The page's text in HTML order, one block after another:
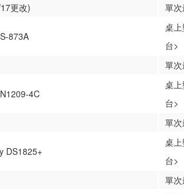
更改)
單
873A
桌
台>
單
4C
桌
台>
單
DS1825+
桌
台>
單